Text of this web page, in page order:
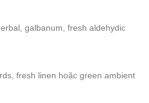
galbanum, fresh aldehydic
fresh linen hoặc green ambient